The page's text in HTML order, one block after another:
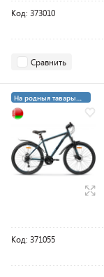
Код: 373010
Сравнить
На родныя тавары
4%
Код: 371055